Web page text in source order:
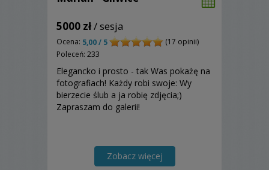
5000 zł/ sesja
Ocena: 5,00 / 5
(17 opinii)
Poleceń: 233
Elegancko i prosto - tak Was pokażę na
fotografiach! Każdy robi swoje: Wy
bierzecie ślub a ja robię zdjęcia;)
Zapraszam do galerii!
Zobacz więcej